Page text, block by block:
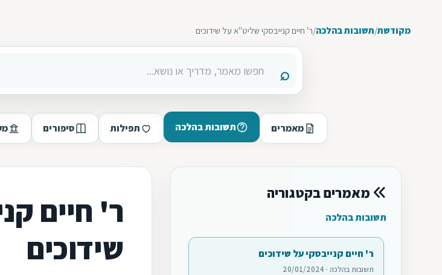
מקודשת/תשובות בהלכה/ר' חיים קנייבסקי שליט"א על שידוכים
מאמרים תשובות בהלכה תפילות סיפורים
מאמרים בקטגוריה
תשובות בהלכה
ר' חיים קנייבסקי על שידוכים
תשובות בהלכה · 20/01/2024
ר' חיים
שידוכים